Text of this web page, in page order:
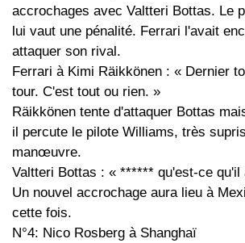
accrochages avec Valtteri Bottas. Le
lui vaut une pénalité. Ferrari l'avait
attaquer son rival.
Ferrari à Kimi Räikkönen : « Dernier
tour. C'est tout ou rien. »
Räikkönen tente d'attaquer Bottas
il percute le pilote Williams, très
manœuvre.
Valtteri Bottas : « ****** qu'est-ce qu'il
Un nouvel accrochage aura lieu à
cette fois.
N°4: Nico Rosberg à Shanghaï